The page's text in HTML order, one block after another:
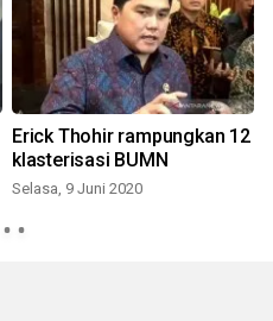
Erick Thohir rampungkan 12
klasterisasi BUMN
Selasa, 9 Juni 2020